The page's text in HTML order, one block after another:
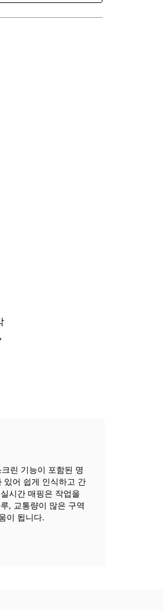
린 기능이 포함된 명
있어 쉽게 인식하고 간
시간 매핑은 작업을
, 교통량이 많은 구역
이 됩니다.